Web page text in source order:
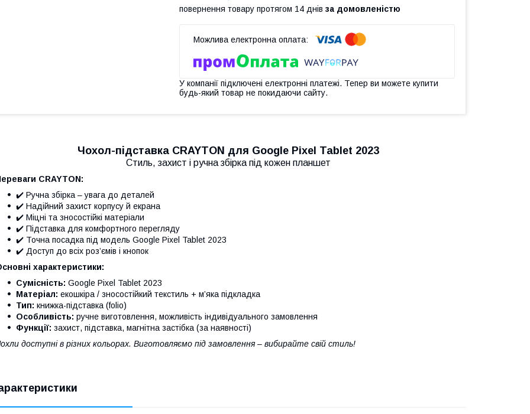
повернення товару протягом 14 днів за домовленістю
У компанії підключені електронні платежі. Тепер ви можете купити
будь-який товар не покидаючи сайту.
Чохол-підставка CRAYTON для Google Pixel Tablet 2023
Стиль, захист і ручна збірка під кожен планшет
CRAYTON:
✔️ Ручна збірка – увага до деталей
✔️ Надійний захист корпусу й екрана
✔️ Міцні та зносостійкі матеріали
✔️ Підставка для комфортного перегляду
✔️ Точна посадка під модель Google Pixel Tablet 2023
✔️ Доступ до всіх роз’ємів і кнопок
характеристики:
Сумісність: Google Pixel Tablet 2023
Матеріал: екошкіра / зносостійкий текстиль + м’яка підкладка
Тип: книжка-підставка (folio)
Особливість: ручне виготовлення, можливість індивідуального замовлення
Функції: захист, підставка, магнітна застібка (за наявності)
доступні в різних кольорах. Виготовляємо під замовлення – вибирайте свій стиль!